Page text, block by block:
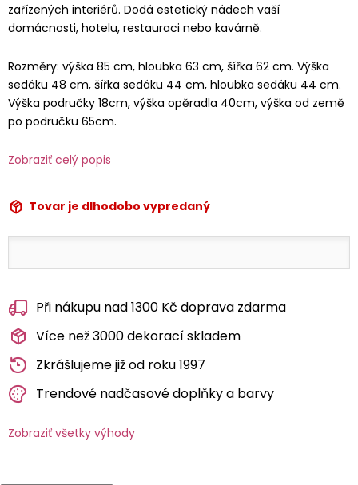
zařízených interiérů. Dodá estetický nádech vaší
domácnosti, hotelu, restauraci nebo kavárně.
Rozměry: výška 85 cm, hloubka 63 cm, šířka 62 cm. Výška
sedáku 48 cm, šířka sedáku 44 cm, hloubka sedáku 44 cm.
Výška područky 18cm, výška opěradla 40cm, výška od země
po područku 65cm.
Zobraziť celý popis
Tovar je dlhodobo vypredaný
Při nákupu nad 1300 Kč doprava zdarma
Více než 3000 dekorací skladem
Zkrášlujeme již od roku 1997
Trendové nadčasové doplňky a barvy
Zobraziť všetky výhody